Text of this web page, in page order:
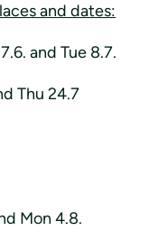
and dates:
and Tue 8.7.
Thu 24.7
Mon 4.8.